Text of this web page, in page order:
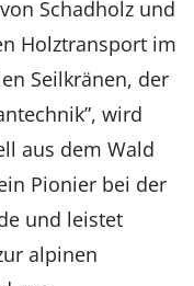
Schadholz und
Holztransport im
Seilkränen, der
wird
aus dem Wald
Pionier bei der
und leistet
alpinen